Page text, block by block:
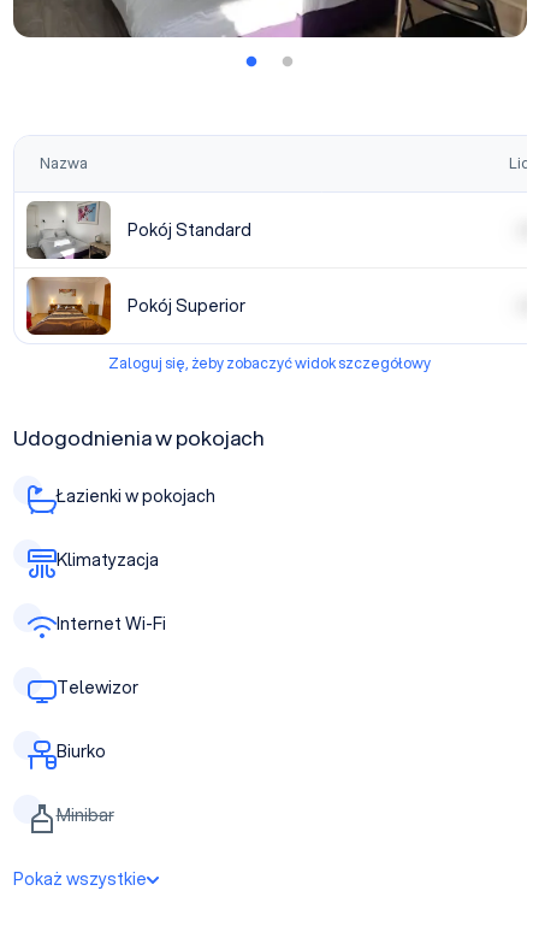
Nazwa
Pokój Standard
Pokój Superior
Zaloguj się, żeby zobaczyć widok szczegółowy
Udogodnienia w pokojach
Łazienki w pokojach
Klimatyzacja
Internet Wi-Fi
Telewizor
Biurko
Minibar
Pokaż wszystkie